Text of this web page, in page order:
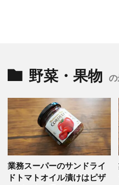
野菜・果物 の
業務スーパーのサンドライ
ドトマトオイル漬けはピザ